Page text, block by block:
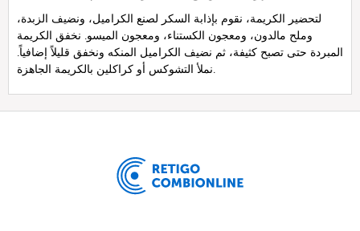
لتحضير الكريمة، نقوم بإذابة السكر لصنع الكراميل، ونضيف الزبدة،
وملح مالدون، ومعجون الكستناء، ومعجون الميسو. نخفق الكريمة
المبردة حتى تصبح كثيفة، ثم نضيف الكراميل المنكه ونخفق قليلاً إضافياً.
نملأ التشوكس أو كراكلين بالكريمة الجاهزة.